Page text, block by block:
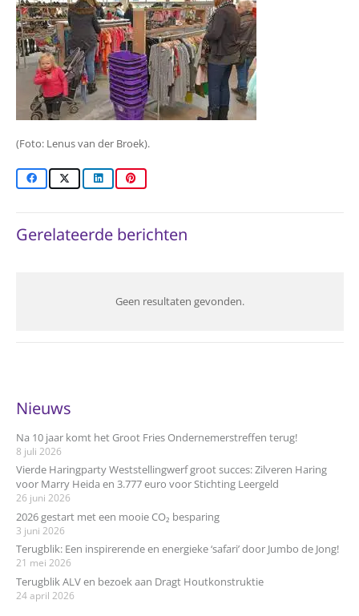
(Foto: Lenus van der Broek).
Gerelateerde berichten
Geen resultaten gevonden.
Nieuws
Na 10 jaar komt het Groot Fries Ondernemerstreffen terug!
8 juli 2026
Vierde Haringparty Weststellingwerf groot succes: Zilveren Haring
voor Marry Heida en 3.777 euro voor Stichting Leergeld
26 juni 2026
2026 gestart met een mooie CO₂ besparing
3 juni 2026
Terugblik: Een inspirerende en energieke ‘safari’ door Jumbo de Jong!
21 mei 2026
Terugblik ALV en bezoek aan Dragt Houtkonstruktie
24 april 2026